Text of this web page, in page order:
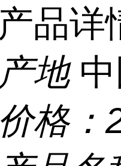
产品详
产地
价格：